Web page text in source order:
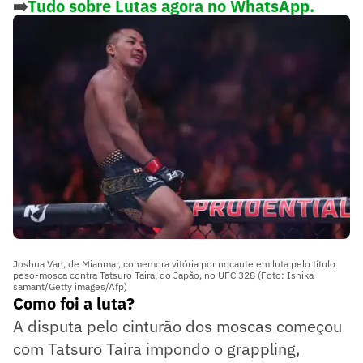
➡️Tudo sobre Lutas agora no WhatsApp.
Siga o nosso novo canal Lance! Lutas
Joshua Van, de Mianmar, comemora vitória por nocaute em luta pelo título
peso-mosca contra Tatsuro Taira, do Japão, no UFC 328 (Foto: Ishika
samant/Getty images/Afp)
Como foi a luta?
A disputa pelo cinturão dos moscas começou
com Tatsuro Taira impondo o grappling,